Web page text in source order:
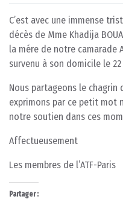
C’est avec une immense
décès de Mme Khadija
la mére de notre camarade
survenu à son domicile le 22
Nous partageons le
exprimons par ce petit
notre soutien dans ces
Affectueusement
Les membres de l’ATF-Paris
Partager :